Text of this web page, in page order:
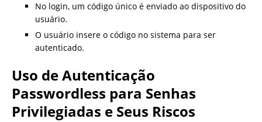
No login, um código único é enviado ao dispositivo do
usuário.
O usuário insere o código no sistema para ser
autenticado.
Uso de Autenticação
Passwordless para Senhas
Privilegiadas e Seus Riscos